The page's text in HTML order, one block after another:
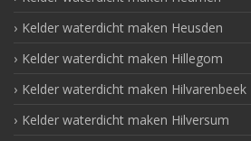
Kelder waterdicht maken Heusden
Kelder waterdicht maken Hillegom
Kelder waterdicht maken Hilvarenbeek
Kelder waterdicht maken Hilversum